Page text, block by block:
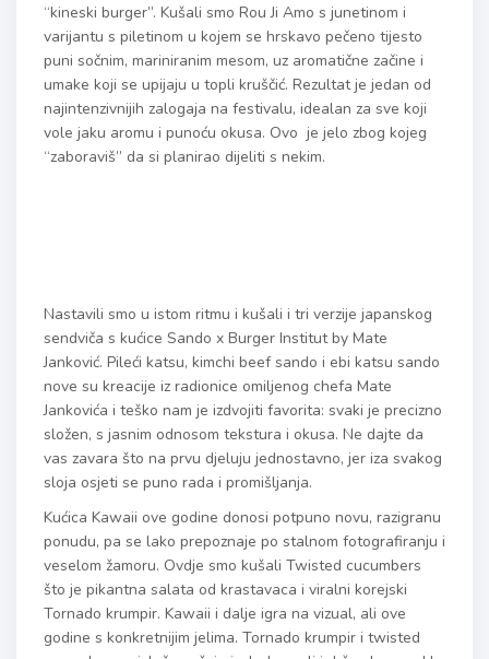
“kineski burger”. Kušali smo Rou Ji Amo s junetinom i
varijantu s piletinom u kojem se hrskavo pečeno tijesto
puni sočnim, mariniranim mesom, uz aromatične začine i
umake koji se upijaju u topli kruščić. Rezultat je jedan od
najintenzivnijih zalogaja na festivalu, idealan za sve koji
vole jaku aromu i punoću okusa. Ovo je jelo zbog kojeg
“zaboraviš” da si planirao dijeliti s nekim.
Nastavili smo u istom ritmu i kušali i tri verzije japanskog
sendviča s kućice Sando x Burger Institut by Mate
Janković. Pileći katsu, kimchi beef sando i ebi katsu sando
nove su kreacije iz radionice omiljenog chefa Mate
Jankovića i teško nam je izdvojiti favorita: svaki je precizno
složen, s jasnim odnosom tekstura i okusa. Ne dajte da
vas zavara što na prvu djeluju jednostavno, jer iza svakog
sloja osjeti se puno rada i promišljanja.
Kućica Kawaii ove godine donosi potpuno novu, razigranu
ponudu, pa se lako prepoznaje po stalnom fotografiranju i
veselom žamoru. Ovdje smo kušali Twisted cucumbers
što je pikantna salata od krastavaca i viralni korejski
Tornado krumpir. Kawaii i dalje igra na vizual, ali ove
godine s konkretnijim jelima. Tornado krumpir i twisted